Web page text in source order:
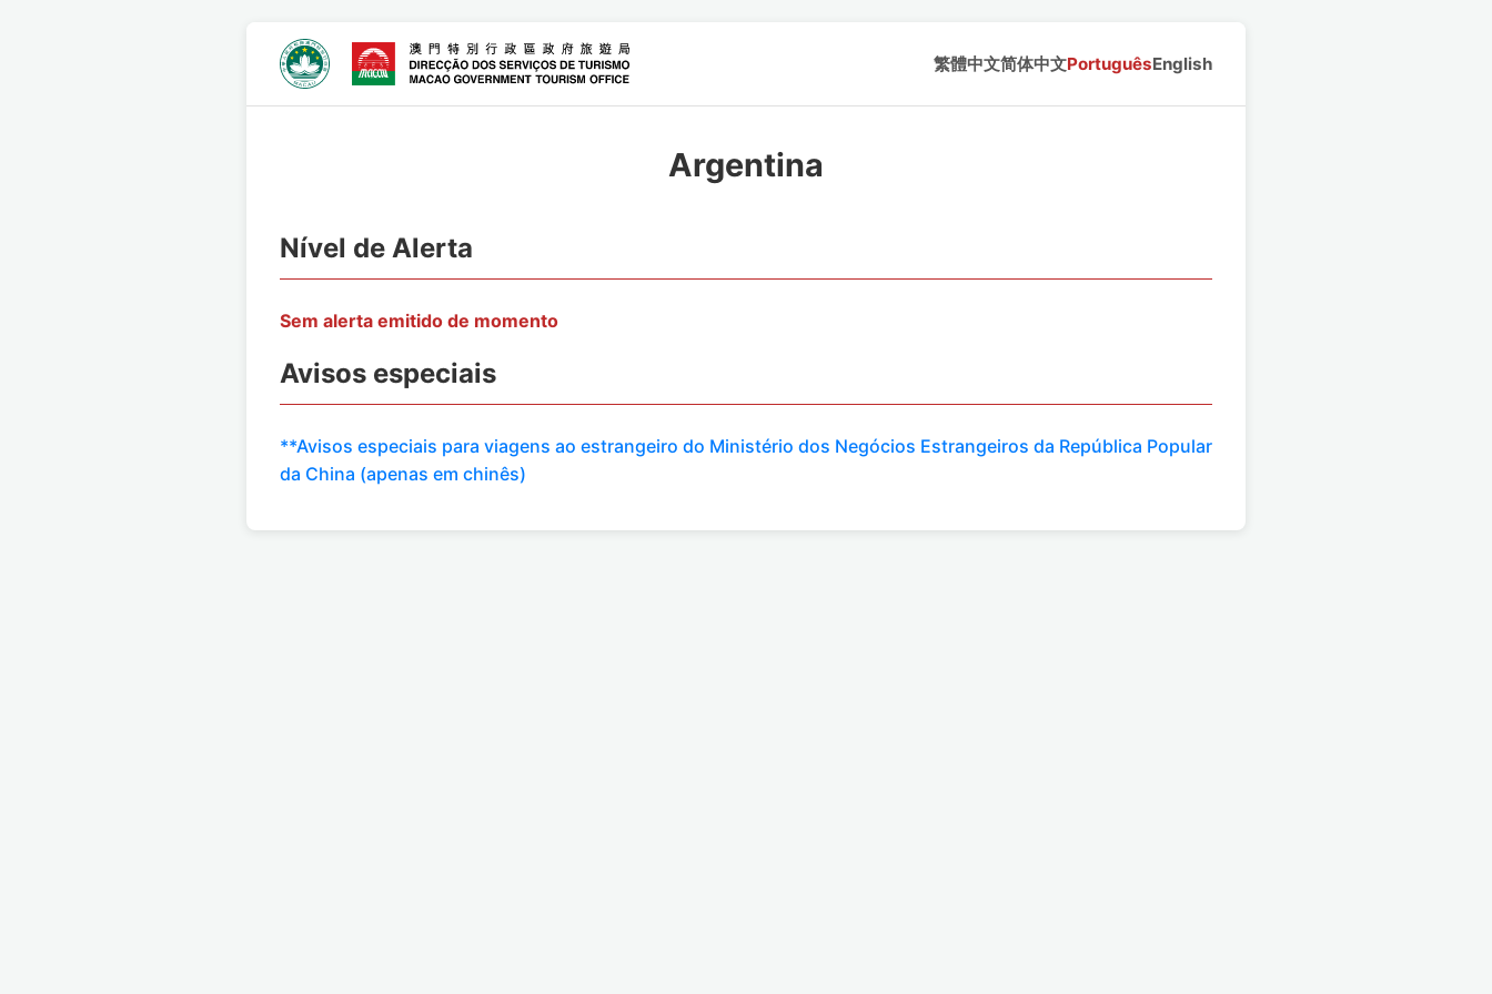
繁體中文简体中文PortuguêsEnglish
Argentina
Nível de Alerta
Sem alerta emitido de momento
Avisos especiais
**Avisos especiais para viagens ao estrangeiro do Ministério dos Negócios Estrangeiros da República Popular
da China (apenas em chinês)